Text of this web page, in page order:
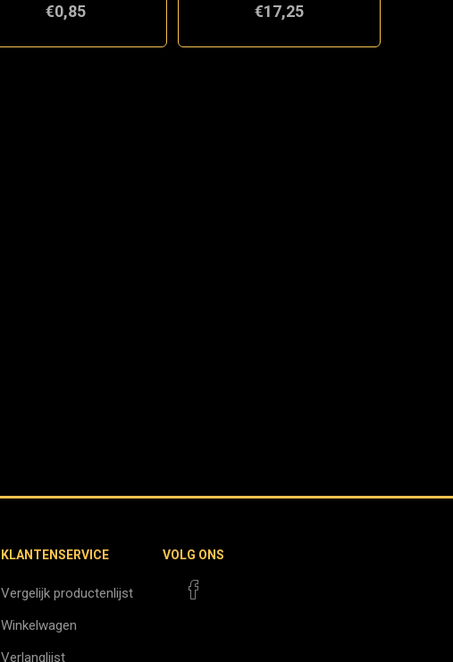
€0,85 €17,25
KLANTENSERVICE
Vergelijk productenlijst
Winkelwagen
Verlanglijst
VOLG ONS